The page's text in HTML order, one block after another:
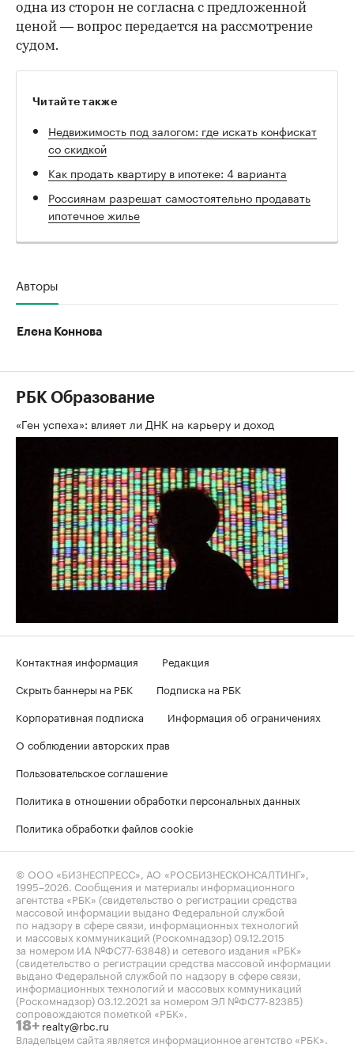
одна из сторон не согласна с предложенной
ценой — вопрос передается на рассмотрение
судом.
Читайте также
Недвижимость под залогом: где искать конфискат
со скидкой
Как продать квартиру в ипотеке: 4 варианта
Россиянам разрешат самостоятельно продавать
ипотечное жилье
Авторы
Елена Коннова
РБК Образование
«Ген успеха»: влияет ли ДНК на карьеру и доход
Контактная информация
Редакция
Скрыть баннеры на РБК
Подписка на РБК
Корпоративная подписка
Информация об ограничениях
О соблюдении авторских прав
Пользовательское соглашение
Политика в отношении обработки персональных данных
Политика обработки файлов cookie
© ООО «БИЗНЕСПРЕСС», АО «РОСБИЗНЕСКОНСАЛТИНГ»,
1995–2026 . Сообщения и материалы информационного
агентства «РБК» (свидетельство о регистрации средства
массовой информации выдано Федеральной службой
по надзору в сфере связи, информационных технологий
и массовых коммуникаций (Роскомнадзор) 09.12.2015
за номером ИА №ФС77-63848) и сетевого издания «РБК»
(свидетельство о регистрации средства массовой информации
выдано Федеральной службой по надзору в сфере связи,
информационных технологий и массовых коммуникаций
(Роскомнадзор) 03.12.2021 за номером ЭЛ №ФС77-82385)
сопровождаются пометкой «РБК».
18+ realty@rbc.ru
Владельцем сайта является информационное агентство «РБК».